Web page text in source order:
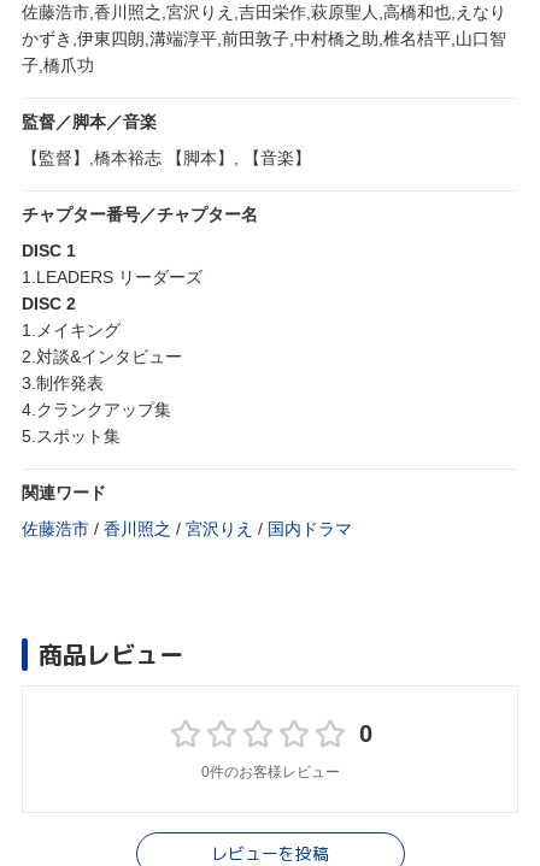
佐藤浩市,香川照之,宮沢りえ,吉田栄作,萩原聖人,高橋和也,えなり
かずき,伊東四朗,溝端淳平,前田敦子,中村橋之助,椎名桔平,山口智
子,橋爪功
監督／脚本／音楽
【監督】,橋本裕志 【脚本】, 【音楽】
チャプター番号／チャプター名
DISC 1
1.LEADERS リーダーズ
DISC 2
1.メイキング
2.対談&インタビュー
3.制作発表
4.クランクアップ集
5.スポット集
関連ワード
佐藤浩市 / 香川照之 / 宮沢りえ / 国内ドラマ
商品レビュー
0
0件のお客様レビュー
レビューを投稿